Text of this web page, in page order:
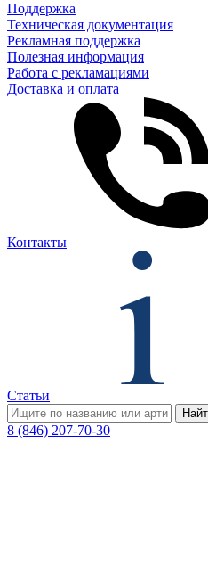
Поддержка
Техническая документация
Рекламная поддержка
Полезная информация
Работа с рекламациями
Доставка и оплата
Контакты
Статьи
8 (846) 207-70-30